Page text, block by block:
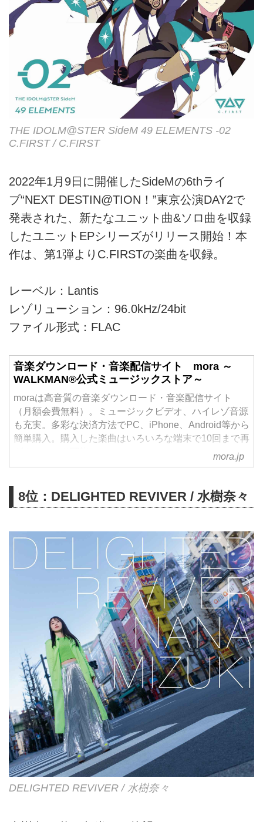
THE IDOLM@STER SideM 49 ELEMENTS -02
C.FIRST / C.FIRST
2022年1月9日に開催したSideMの6thライ
ブ“NEXT DESTIN@TION！”東京公演DAY2で
発表された、新たなユニット曲&ソロ曲を収録
したユニットEPシリーズがリリース開始！本
作は、第1弾よりC.FIRSTの楽曲を収録。
レーベル：Lantis
レゾリューション：96.0kHz/24bit
ファイル形式：FLAC
音楽ダウンロード・音楽配信サイト mora ～
WALKMAN®公式ミュージックストア～
moraは高音質の音楽ダウンロード・音楽配信サイト
（月額会費無料）。ミュージックビデオ、ハイレゾ音源
も充実。多彩な決済方法でPC、iPhone、Android等から
簡単購入。購入した楽曲はいろいろな端末で10回まで再
mora.jp
8位：DELIGHTED REVIVER / 水樹奈々
DELIGHTED REVIVER / 水樹奈々